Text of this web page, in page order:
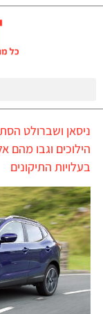
ניסאן ושברולט
הילוכים וגבו מהם
בעלויות התיקונים